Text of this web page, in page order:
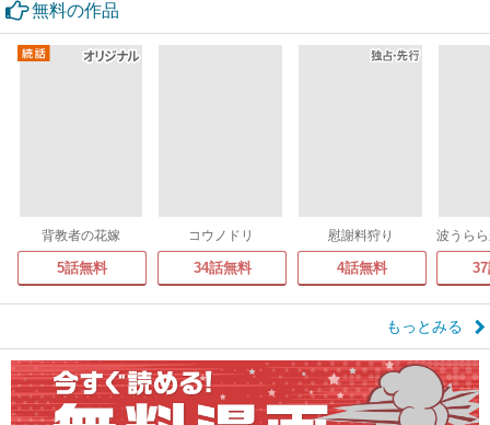
無料の作品
背教者の花嫁
5話無料
コウノドリ
34話無料
慰謝料狩り
4話無料
もっとみる